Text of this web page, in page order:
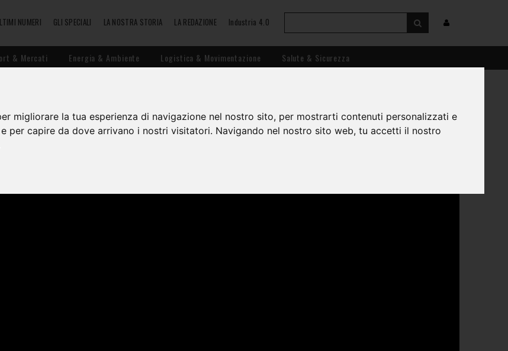
migliorare la tua esperienza di navigazione nel nostro sito, per mostrarti contenuti personalizzati e
per capire da dove arrivano i nostri visitatori. Navigando nel nostro sito web, tu accetti il nostro
NUMERI GLI SPECIALI LA NOSTRA STORIA LA REDAZIONE Industria 4.0
& Mercati Energia & Ambiente Logistica & Movimentazione Salute & Sicurezza